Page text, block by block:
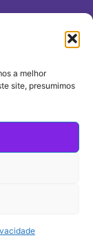
a melhor
site, presumimos
porWeb Solution